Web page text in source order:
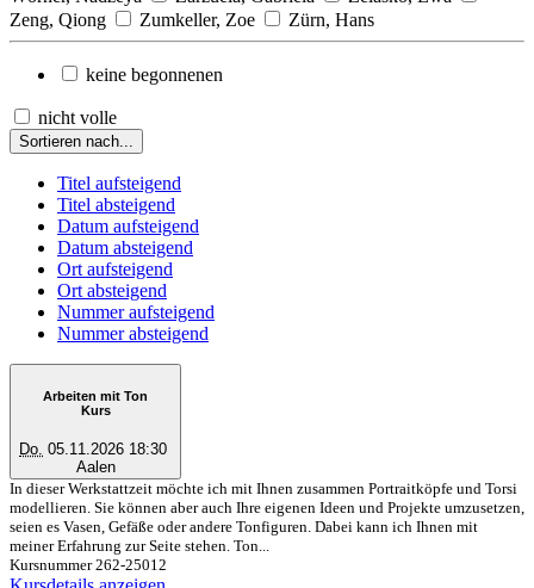
Zeng, Qiong
Zumkeller, Zoe Zürn, Hans
keine begonnenen
nicht volle
Sortieren nach...
Titel aufsteigend
Titel absteigend
Datum aufsteigend
Datum absteigend
Ort aufsteigend
Ort absteigend
Nummer aufsteigend
Nummer absteigend
Arbeiten mit Ton
Kurs
Do. 05.11.2026 18:30
Aalen
In dieser Werkstattzeit möchte ich mit Ihnen zusammen Portraitköpfe und Torsi
modellieren. Sie können aber auch Ihre eigenen Ideen und Projekte umzusetzen,
seien es Vasen, Gefäße oder andere Tonfiguren. Dabei kann ich Ihnen mit
meiner Erfahrung zur Seite stehen. Ton...
Kursnummer 262-25012